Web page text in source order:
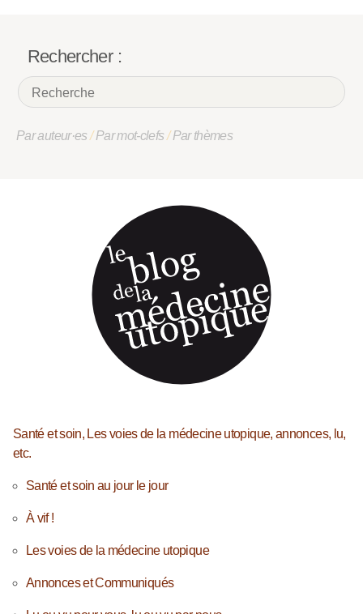
Rechercher :
Par auteur·es/Par mot-clefs/Par thèmes
Santé et soin, Les voies de la médecine utopique, annonces, lu,
etc.
Santé et soin au jour le jour
À vif !
Les voies de la médecine utopique
Annonces et Communiqués